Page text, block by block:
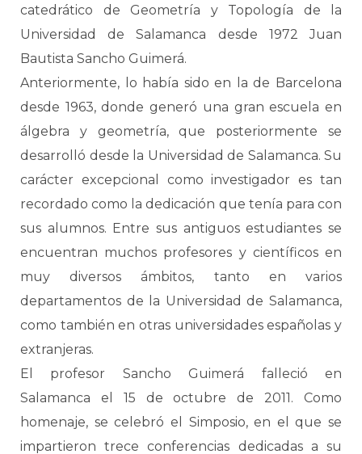
catedrático de Geometría y Topología de la
Universidad de Salamanca desde 1972 Juan
Bautista Sancho Guimerá.
Anteriormente, lo había sido en la de Barcelona
desde 1963, donde generó una gran escuela en
álgebra y geometría, que posteriormente se
desarrolló desde la Universidad de Salamanca. Su
carácter excepcional como investigador es tan
recordado como la dedicación que tenía para con
sus alumnos. Entre sus antiguos estudiantes se
encuentran muchos profesores y científicos en
muy diversos ámbitos, tanto en varios
departamentos de la Universidad de Salamanca,
como también en otras universidades españolas y
extranjeras.
El profesor Sancho Guimerá falleció en
Salamanca el 15 de octubre de 2011. Como
homenaje, se celebró el Simposio, en el que se
impartieron trece conferencias dedicadas a su